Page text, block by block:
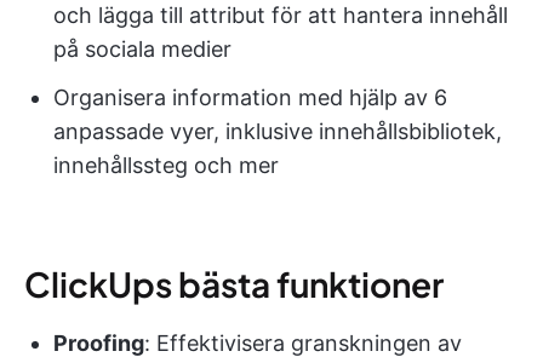
och lägga till attribut för att hantera innehåll
på sociala medier
Organisera information med hjälp av 6
anpassade vyer, inklusive innehållsbibliotek,
innehållssteg och mer
ClickUps bästa funktioner
Proofing: Effektivisera granskningen av